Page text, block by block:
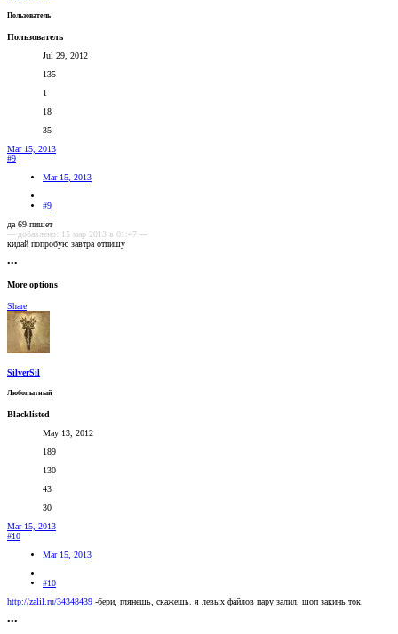
Пользователь
Пользователь
Jul 29, 2012
135
1
18
35
Mar 15, 2013
#9
Mar 15, 2013
#9
да 69 пишет
--- добавлено: 15 мар 2013 в 01:47 ---
кидай попробую завтра отпишу
•••
More options
Share
SilverSil
Любопытный
Blacklisted
May 13, 2012
189
130
43
30
Mar 15, 2013
#10
Mar 15, 2013
#10
http://zalil.ru/34348439 -бери, глянешь, скажешь. я левых файлов пару залил, шоп закинь ток.
•••